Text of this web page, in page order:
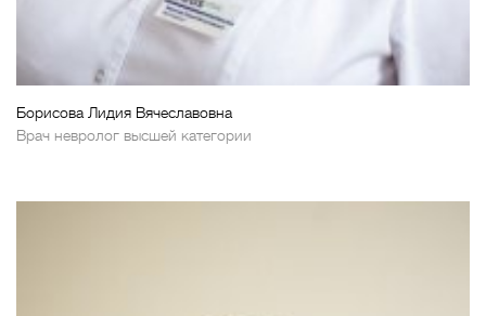
Борисова Лидия Вячеславовна
Врач невролог высшей категории